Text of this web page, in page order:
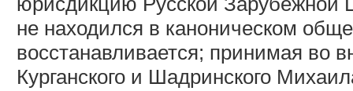
не находился в каноническом
восстанавливается; принимая во
Курганского и Шадринского